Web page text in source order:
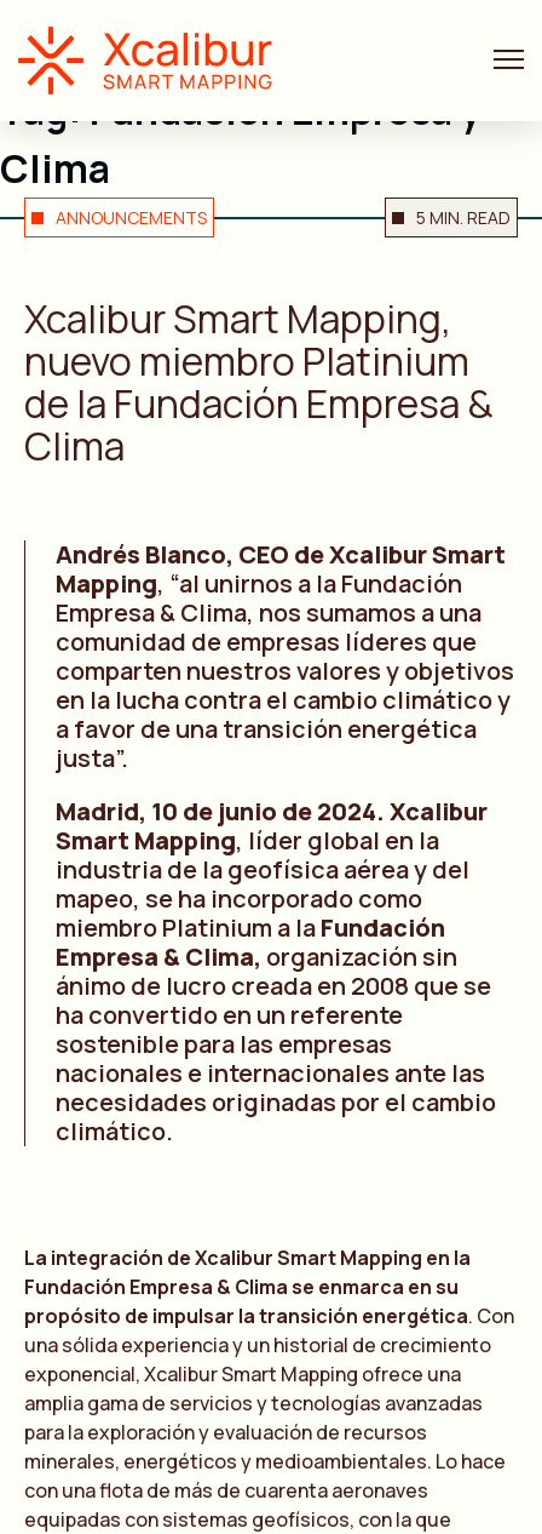
Tag: Fundacion Empresa y
Clima
ANNOUNCEMENTS 5 MIN. READ
Xcalibur Smart Mapping,
nuevo miembro Platinium
de la Fundación Empresa &
Clima
Andrés Blanco, CEO de Xcalibur Smart
Mapping, “al unirnos a la Fundación
Empresa & Clima, nos sumamos a una
comunidad de empresas líderes que
comparten nuestros valores y objetivos
en la lucha contra el cambio climático y
a favor de una transición energética
justa”.
Madrid, 10 de junio de 2024. Xcalibur
Smart Mapping, líder global en la
industria de la geofísica aérea y del
mapeo, se ha incorporado como
miembro Platinium a laFundación
Empresa & Clima, organización sin
ánimo de lucro creada en 2008 que se
ha convertido en un referente
sostenible para las empresas
nacionales e internacionales ante las
necesidades originadas por el cambio
climático.
La integración de Xcalibur Smart Mapping en la
Fundación Empresa & Clima se enmarca en su
propósito de impulsar la transición energética. Con
una sólida experiencia y un historial de crecimiento
exponencial, Xcalibur Smart Mapping ofrece una
amplia gama de servicios y tecnologías avanzadas
para la exploración y evaluación de recursos
minerales, energéticos y medioambientales. Lo hace
con una flota de más de cuarenta aeronaves
equipadas con sistemas geofísicos, con la que